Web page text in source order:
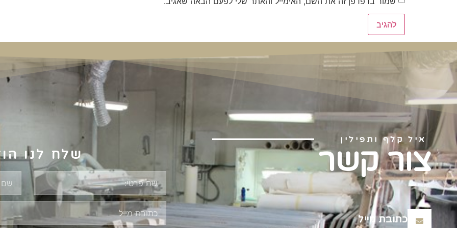
איל קלף ותפילין
צור קשר
כתובת מייל
שלח לנו